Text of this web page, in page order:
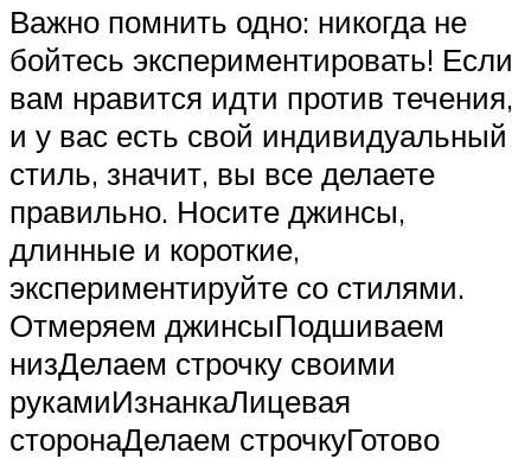
Важно помнить одно: никогда не
бойтесь экспериментировать! Если
вам нравится идти против течения,
и у вас есть свой индивидуальный
стиль, значит, вы все делаете
правильно. Носите джинсы,
длинные и короткие,
экспериментируйте со стилями.
Отмеряем джинсыПодшиваем
низДелаем строчку своими
рукамиИзнанкаЛицевая
сторонаДелаем строчкуГотово